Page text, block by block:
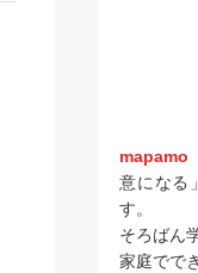
mapamo
意になる
す。
そろばん
家庭でで